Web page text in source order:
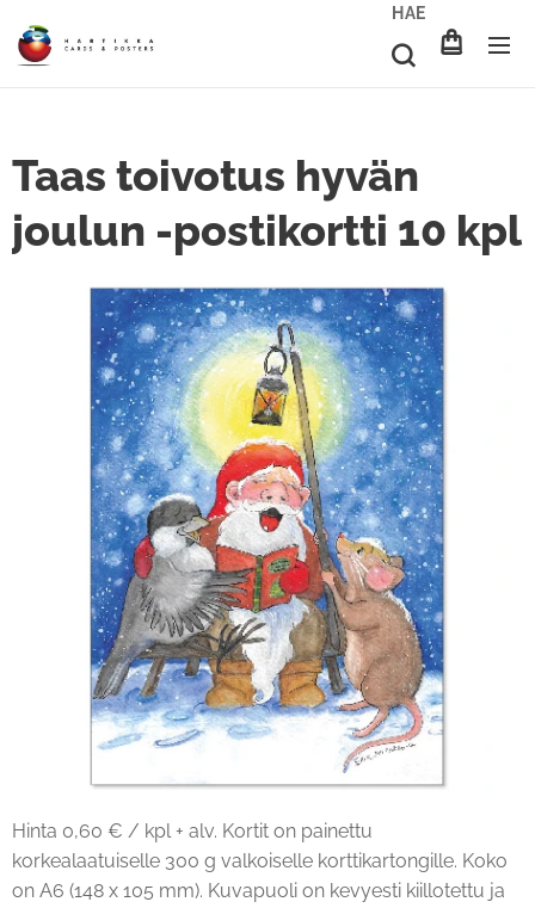
HAE
Taas toivotus hyvän
joulun -postikortti 10 kpl
Hinta 0,60 € / kpl + alv. Kortit on painettu
korkealaatuiselle 300 g valkoiselle korttikartongille. Koko
on A6 (148 x 105 mm). Kuvapuoli on kevyesti kiillotettu ja